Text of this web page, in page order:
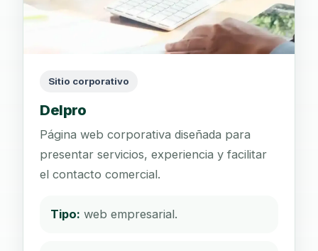
Sitio corporativo
Delpro
Página web corporativa diseñada para
presentar servicios, experiencia y facilitar
el contacto comercial.
Tipo: web empresarial.